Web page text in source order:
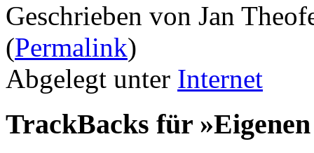
Geschrieben von Jan
(Permalink)
Abgelegt unter Internet
TrackBacks für